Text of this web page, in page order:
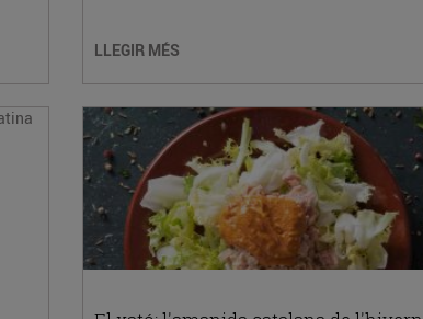
LLEGIR MÉS